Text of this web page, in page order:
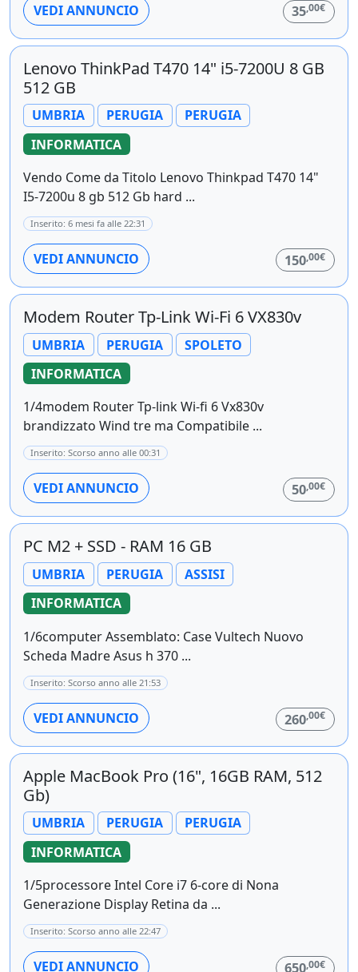
VEDI ANNUNCIO 35,00€
Lenovo ThinkPad T470 14" i5-7200U 8 GB
512 GB
UMBRIA PERUGIA
PERUGIA
INFORMATICA
Vendo Come da Titolo Lenovo Thinkpad T470 14"
I5-7200u 8 gb 512 Gb hard ...
Inserito: 6 mesi fa alle 22:31
VEDI ANNUNCIO 150,00€
Modem Router Tp-Link Wi-Fi 6 VX830v
UMBRIA PERUGIA
SPOLETO
INFORMATICA
1/4modem Router Tp-link Wi-fi 6 Vx830v
brandizzato Wind tre ma Compatibile ...
Inserito: Scorso anno alle 00:31
VEDI ANNUNCIO 50,00€
PC M2 + SSD - RAM 16 GB
UMBRIA PERUGIA
ASSISI
INFORMATICA
1/6computer Assemblato: Case Vultech Nuovo
Scheda Madre Asus h 370 ...
Inserito: Scorso anno alle 21:53
VEDI ANNUNCIO 260,00€
Apple MacBook Pro (16", 16GB RAM, 512
Gb)
UMBRIA PERUGIA
PERUGIA
INFORMATICA
1/5processore Intel Core i7 6-core di Nona
Generazione Display Retina da ...
Inserito: Scorso anno alle 22:47
VEDI ANNUNCIO 650,00€